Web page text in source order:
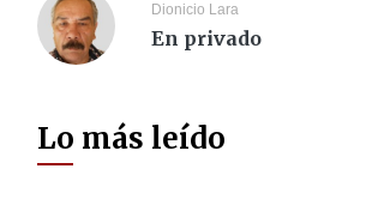
Dionicio Lara
En privado
Lo más leído